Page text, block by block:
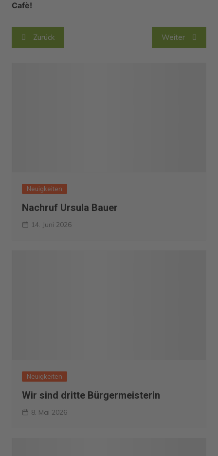
Cafè!
Beitragsnavigation
Zurück Weiter
Neuigkeiten
Nachruf Ursula Bauer
14. Juni 2026
Neuigkeiten
Wir sind dritte Bürgermeisterin
8. Mai 2026